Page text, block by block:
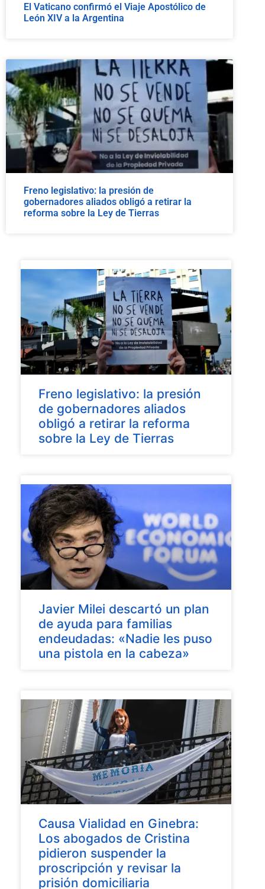
El Vaticano confirmó el Viaje Apostólico de
León XIV a la Argentina
Freno legislativo: la presión de
gobernadores aliados obligó a retirar la
reforma sobre la Ley de Tierras
Freno legislativo: la presión
de gobernadores aliados
obligó a retirar la reforma
sobre la Ley de Tierras
Javier Milei descartó un plan
de ayuda para familias
endeudadas: «Nadie les puso
una pistola en la cabeza»
Causa Vialidad en Ginebra:
Los abogados de Cristina
pidieron suspender la
proscripción y revisar la
prisión domiciliaria